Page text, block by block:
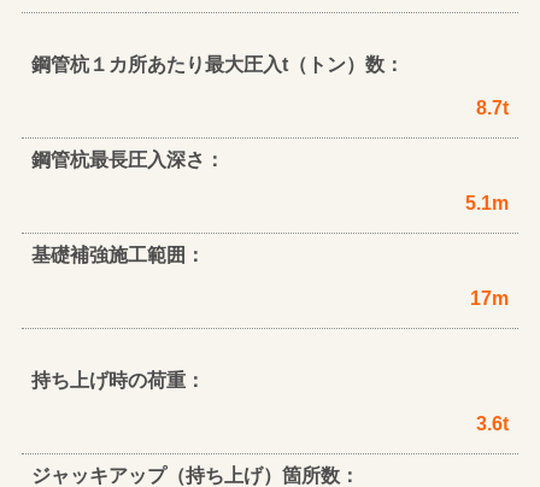
鋼管杭１カ所あたり最大圧入t（トン）数：
8.7t
鋼管杭最長圧入深さ：
5.1m
基礎補強施工範囲：
17m
持ち上げ時の荷重：
3.6t
ジャッキアップ（持ち上げ）箇所数：